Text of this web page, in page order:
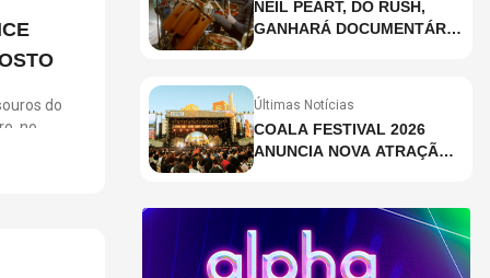
do
no
ingressos
clientes
NEIL PEART, DO RUSH,
GANHARÁ DOCUMENTÁRIO
SMITH, STEWART
CAREY
Últimas Notícias
COALA FESTIVAL 2026
ANUNCIA NOVA ATRAÇÃO;